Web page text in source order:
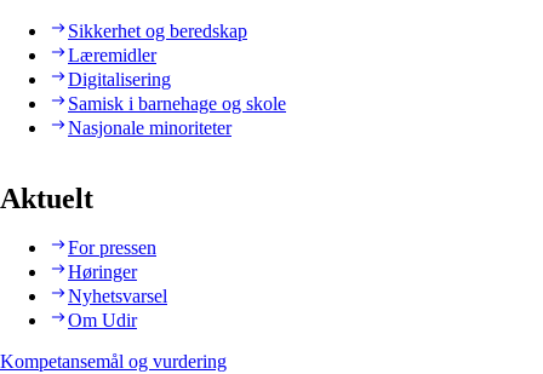
Sikkerhet og beredskap
Læremidler
Digitalisering
Samisk i barnehage og skole
Nasjonale minoriteter
Aktuelt
For pressen
Høringer
Nyhetsvarsel
Om Udir
Kompetansemål og vurdering